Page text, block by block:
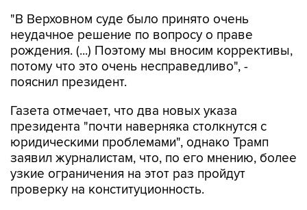
"В Верховном суде было принято очень
неудачное решение по вопросу о праве
рождения. (...) Поэтому мы вносим коррективы,
потому что это очень несправедливо", -
пояснил президент.
Газета отмечает, что два новых указа
президента "почти наверняка столкнутся с
юридическими проблемами", однако Трамп
заявил журналистам, что, по его мнению, более
узкие ограничения на этот раз пройдут
проверку на конституционность.